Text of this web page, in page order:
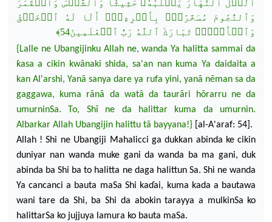
ٱلَّيۡلَ ٱلنَّهَارَ يَطۡلُبُهُۥ حَثِيثٗا وَٱلشَّمۡسَ وَٱلۡقَمَرَ
وَٱلنُّجُومَ مُسَخَّرَٰتِۭ بِأَمۡرِهِۦٓۗ أَلَا لَهُ ٱلۡخَلۡقُ
وَ ٱلۡأَمۡرُۗ تَبَارَكَ ٱللَّهُ رَبُّ ٱلۡعَٰلَمِينَ54﴾
{Lalle ne Ubangijinku Allah ne,wanda Ya halitta sammai da
ƙasa a cikin kwãnaki shida, sa'an nan kuma Ya daidaita a
kan Al'arshi, Yanã sanya dare ya rufa yini, yanã nẽman sa da
gaggawa, kuma rãnã da watã da taurãri hõrarru ne da
umurninSa. To, Shĩ ne da halittar kuma da umurnin.
Albarkar Allah Ubangijin halittu tã bayyana!}[ al-A'araf: 54].
Allah ! Shi ne Ubangiji Mahalicci ga dukkan abinda ke cikin
duniyar nan wanda muke gani da wanda ba ma gani, duk
abinda ba Shi ba to halitta ne daga halittun Sa. Shi ne wanda
Ya cancanci a bauta maSa Shi kaɗai, kuma kada a bautawa
wani tare da Shi, ba Shi da abokin tarayya a mulkinSa ko
halittarSa ko jujjuya lamura ko bauta maSa.